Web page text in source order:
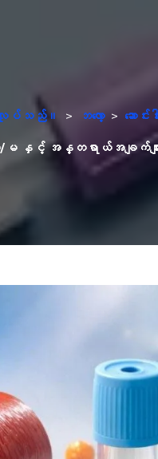
လုပ်သည်။ > ဘလော့ > ဆောင်းပါ
နှင့် အန္တရာယ်အချက်မျာ